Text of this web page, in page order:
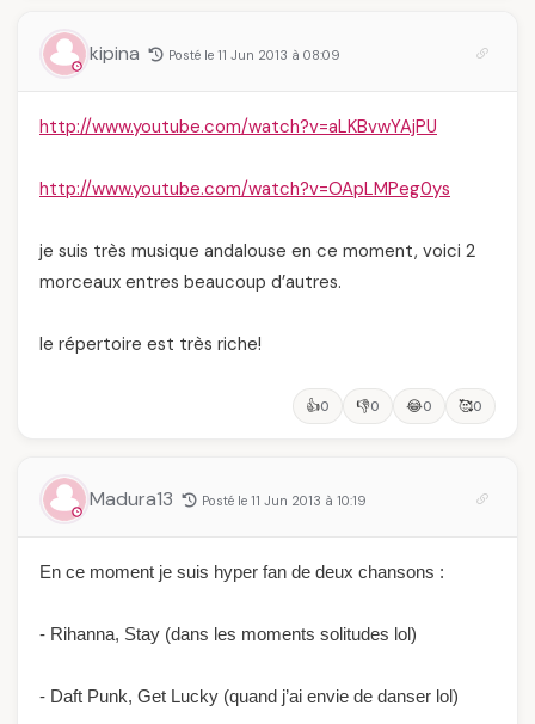
kipina Posté le 11 Jun 2013 à 08:09
http://www.youtube.com/watch?v=aLKBvwYAjPU
http://www.youtube.com/watch?v=OApLMPeg0ys
je suis très musique andalouse en ce moment, voici 2
morceaux entres beaucoup d’autres.
le répertoire est très riche!
👍0 👎0 😂0 🥰0
Madura13 Posté le 11 Jun 2013 à 10:19
En ce moment je suis hyper fan de deux chansons :
- Rihanna, Stay (dans les moments solitudes lol)
- Daft Punk, Get Lucky (quand j’ai envie de danser lol)